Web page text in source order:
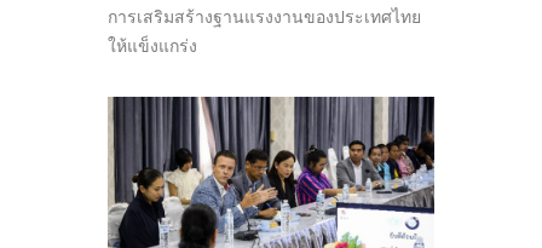
การเสริมสร้างฐานแรงงานของประเทศไทย
ให้แข็งแกร่ง